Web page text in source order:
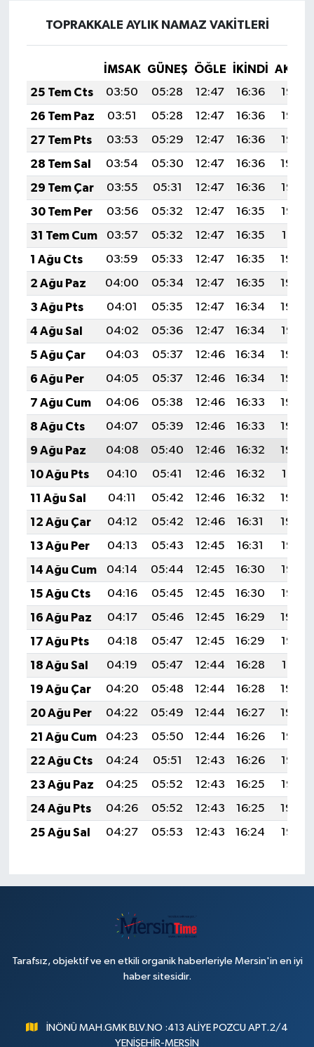
TOPRAKKALE AYLIK NAMAZ VAKITLERI
İMSAK GÜNEŞ ÖĞLE İKINDI
25 Tem Cts
03:50 05:28 12:47 16:36
19:56
26 Tem Paz
03:51 05:28 12:47 16:36
19:56
27 Tem Pts
03:53 05:29 12:47 16:36
19:55
28 Tem Sal
03:54 05:30 12:47 16:36
19:54
29 Tem Çar
03:55 05:31 12:47 16:36
19:53
30 Tem Per
03:56 05:32 12:47 16:35
19:52
31 Tem Cum
03:57 05:32 12:47 16:35
19:51
1 Ağu Cts
03:59 05:33 12:47 16:35
19:50
2 Ağu Paz
04:00 05:34 12:47 16:35
19:49
3 Ağu Pts
04:01 05:35 12:47 16:34
19:48
4 Ağu Sal
04:02 05:36 12:47 16:34
19:47
5 Ağu Çar
04:03 05:37 12:46 16:34
19:46
6 Ağu Per
04:05 05:37 12:46 16:34
19:45
7 Ağu Cum
04:06 05:38 12:46 16:33
19:44
8 Ağu Cts
04:07 05:39 12:46 16:33
19:43
9 Ağu Paz
04:08 05:40 12:46 16:32
19:42
10 Ağu Pts
04:10 05:41 12:46 16:32
19:41
11 Ağu Sal
04:11 05:42 12:46 16:32
19:40
12 Ağu Çar
04:12 05:42 12:46 16:31
19:39
13 Ağu Per
04:13 05:43 12:45 16:31
19:38
14 Ağu Cum
04:14 05:44 12:45 16:30
19:36
15 Ağu Cts
04:16 05:45 12:45 16:30
19:35
16 Ağu Paz
04:17 05:46 12:45 16:29
19:34
17 Ağu Pts
04:18 05:47 12:45 16:29
19:33
18 Ağu Sal
04:19 05:47 12:44 16:28
19:31
19 Ağu Çar
04:20 05:48 12:44 16:28
19:30
20 Ağu Per
04:22 05:49 12:44 16:27
19:29
21 Ağu Cum
04:23 05:50 12:44 16:26
19:28
22 Ağu Cts
04:24 05:51 12:43 16:26
19:26
23 Ağu Paz
04:25 05:52 12:43 16:25
19:25
24 Ağu Pts
04:26 05:52 12:43 16:25
19:24
25 Ağu Sal
04:27 05:53 12:43 16:24 19:22
Tarafsız, objektif ve en etkili organik haberleriyle Mersin'in en iyi
haber sitesidir.
İNÖNÜ MAH.GMK BLV.NO :413 ALİYE POZCU APT.2/4
YENİŞEHİR-MERSİN